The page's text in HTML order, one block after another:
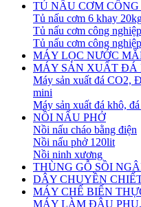
TỦ NẤU CƠM CÔNG
Tủ nấu cơm 6 khay
Tủ nấu cơm công
Tủ nấu cơm công
MÁY LỌC NƯỚC
MÁY SẢN XUẤT ĐÁ
Máy sản xuất đá CO2,
mini
Máy sản xuất đá khô,
NỒI NẤU PHỞ
Nồi nấu cháo bằng điện
Nồi nấu phở 120lit
Nồi ninh xương
THÙNG GỖ SỒI
DÂY CHUYỀN
MÁY CHẾ BIẾN
MÁY LÀM ĐẬU